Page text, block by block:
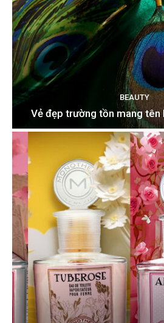
BEAUTY
Vẻ đẹp trường tồn mang tên